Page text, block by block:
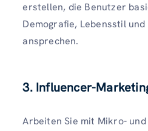
erstellen, die Benutzer
Demografie, Lebensstil
ansprechen.
3. Influencer-
Arbeiten Sie mit Mikro-